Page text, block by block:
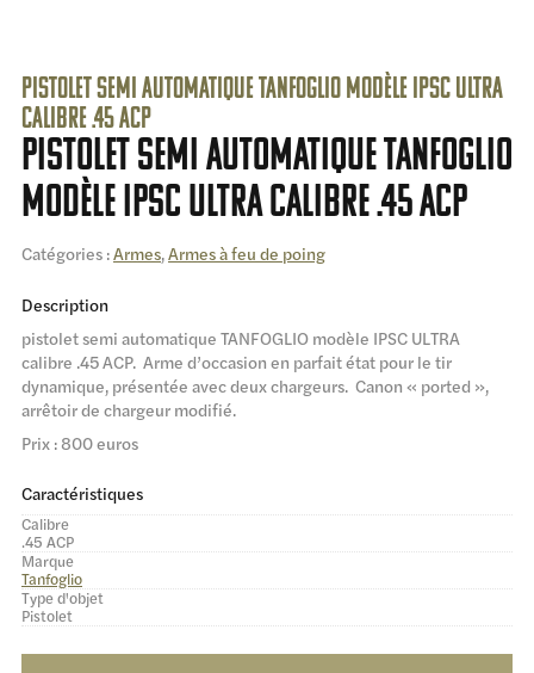
pistolet semi automatique TANFOGLIO modèle IPSC ULTRA
calibre .45 ACP
pistolet semi automatique TANFOGLIO
modèle IPSC ULTRA calibre .45 ACP
Catégories :Armes,Armes à feu de poing
Description
pistolet semi automatique TANFOGLIO modèle IPSC ULTRA
calibre .45 ACP. Arme d’occasion en parfait état pour le tir
dynamique, présentée avec deux chargeurs. Canon « ported »,
arrêtoir de chargeur modifié.
Prix : 800 euros
Caractéristiques
Calibre
.45 ACP
Marque
Tanfoglio
Type d'objet
Pistolet